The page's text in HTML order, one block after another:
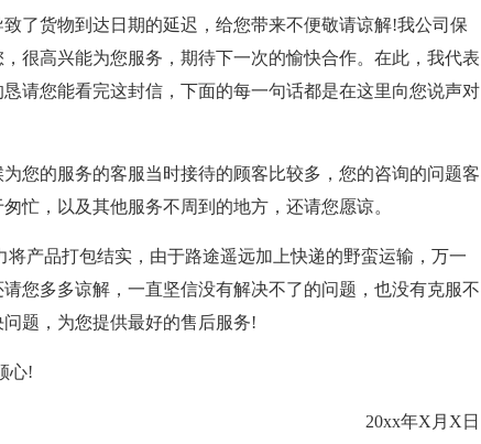
了货物到达日期的延迟，给您带来不便敬请谅解!我公司保
很高兴能为您服务，期待下一次的愉快合作。在此，我代表
请您能看完这封信，下面的每一句话都是在这里向您说声对
您的服务的客服当时接待的顾客比较多，您的咨询的问题客
忙，以及其他服务不周到的地方，还请您愿谅。
产品打包结实，由于路途遥远加上快递的野蛮运输，万一
您多多谅解，一直坚信没有解决不了的问题，也没有克服不
题，为您提供最好的售后服务!
心!
20xx年X月X日